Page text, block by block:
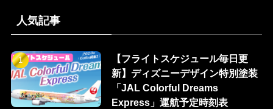
人気記事
【フライトスケジュール毎日更
新】ディズニーデザイン特別塗装
「JAL Colorful Dreams
Express」運航予定時刻表